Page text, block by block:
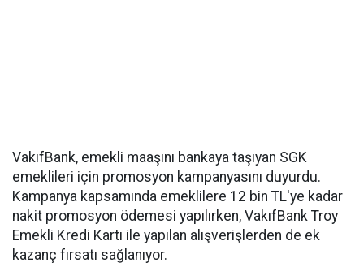
VakıfBank, emekli maaşını bankaya taşıyan SGK
emeklileri için promosyon kampanyasını duyurdu.
Kampanya kapsamında emeklilere 12 bin TL'ye kadar
nakit promosyon ödemesi yapılırken, VakıfBank Troy
Emekli Kredi Kartı ile yapılan alışverişlerden de ek
kazanç fırsatı sağlanıyor.